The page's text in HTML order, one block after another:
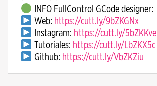
INFO FullControl GCode designer:
Web: https://cutt.ly/9bZKGNx
Instagram: https://cutt.ly/5bZKKve
Tutoriales: https://cutt.ly/LbZKX5c
Github: https://cutt.ly/VbZKZiu